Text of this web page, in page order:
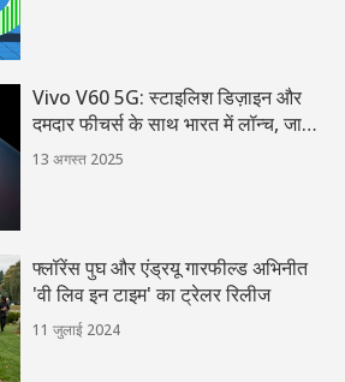
Vivo V60 5G: स्टाइलिश डिज़ाइन और
दमदार फीचर्स के साथ भारत में लॉन्च, जानें
कीमत और स्पेसिफिकेशन
13 अगस्त 2025
फ्लॉरेंस पुघ और एंड्रयू गारफील्ड अभिनीत
'वी लिव इन टाइम' का ट्रेलर रिलीज
11 जुलाई 2024